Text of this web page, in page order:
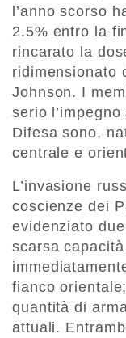
l’anno scorso
2.5% entro la
rincarato la
ridimensionato
Johnson. I
serio
Difesa sono,
centrale e
L’invasione
coscienze dei
evidenziato
scarsa
fianco
quantità di
attuali.